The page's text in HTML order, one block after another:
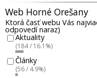
Web Horné Orešany
Ktorá časť webu Vás
odpovedí naraz)
Aktuality
(184 / 16.1%)
Články
(56 / 4.9%)